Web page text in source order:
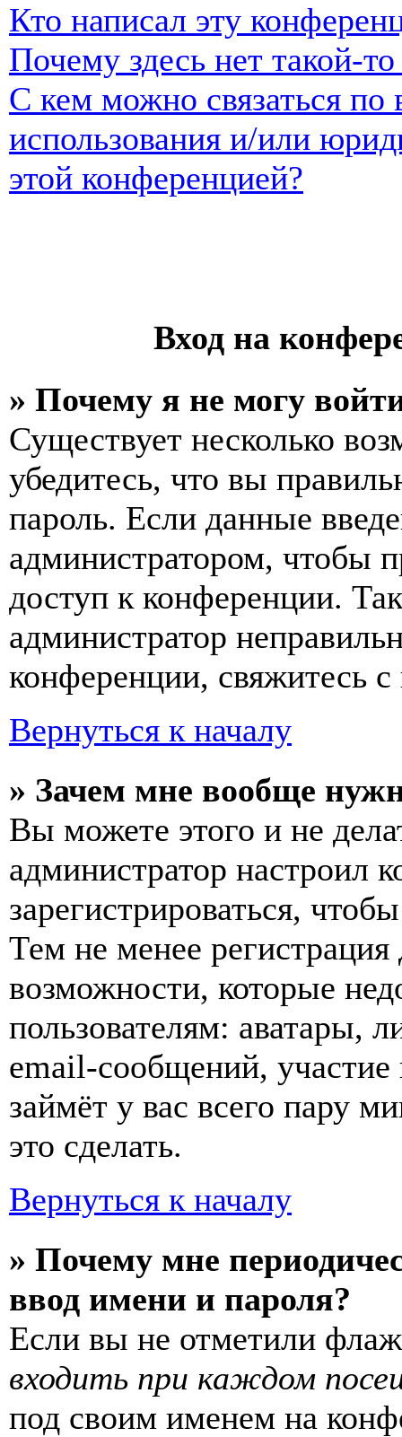
Кто написал эту
Почему здесь нет такой-
С кем можно связаться по
использования и/или
этой конференцией?
Вход на
» Почему я не могу
Существует несколько
убедитесь, что вы
пароль. Если данные
администратором, чтобы
доступ к конференции.
администратор
конференции, свяжитесь
Вернуться к началу
» Зачем мне вообще
Вы можете этого и не
администратор
зарегистрироваться,
Тем не менее
возможности, которые
пользователям: аватары,
email-сообщений, участие
займёт у вас всего пару
это сделать.
Вернуться к началу
» Почему мне
ввод имени и пароля?
Если вы не отметили
входить при каждом
под своим именем на